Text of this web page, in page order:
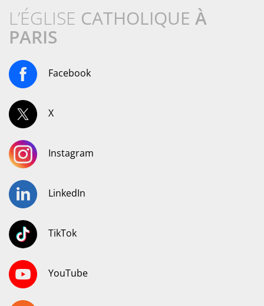
L’ÉGLISE CATHOLIQUE À
PARIS
Facebook
X
Instagram
LinkedIn
TikTok
YouTube